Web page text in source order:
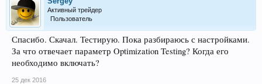
Активный трейдер
Пользователь
Спасибо. Скачал. Тестирую. Пока разбираюсь с настройками.
За что отвечает параметр Optimization Testing? Когда его
необходимо включать?
25 дек 2016